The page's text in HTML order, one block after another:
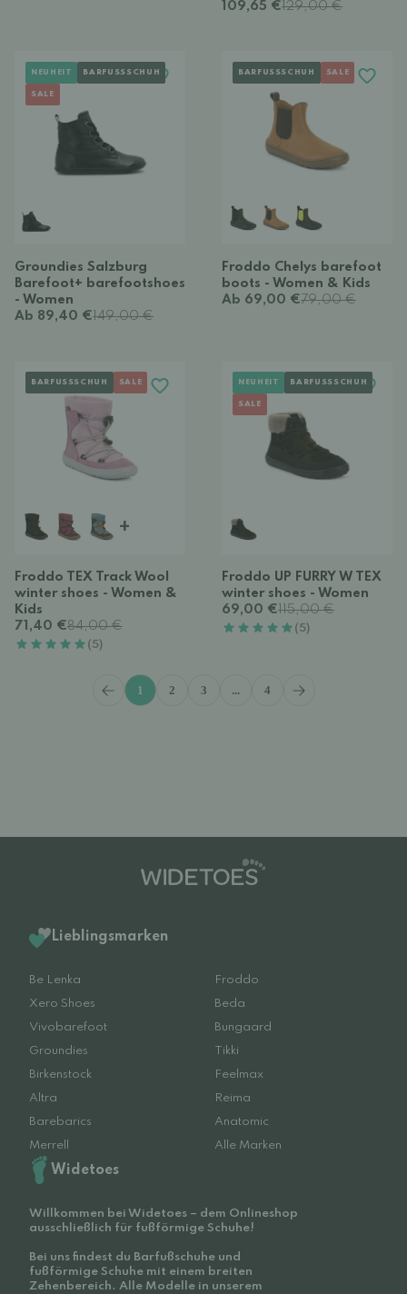
109,65 €129,00 €
NEUHEIT BARFUSSSCHUH
SALE
Groundies Salzburg
Barefoot+ barefootshoes
- Women
Ab 89,40 €149,00 €
BARFUSSSCHUH SALE
Froddo Chelys barefoot
boots - Women & Kids
Ab 69,00 €79,00 €
+
BARFUSSSCHUH SALE
Froddo TEX Track Wool
winter shoes - Women &
Kids
71,40 €84,00 €
(5)
NEUHEIT BARFUSSSCHUH
SALE
Froddo UP FURRY W TEX
winter shoes - Women
69,00 €115,00 €
(5)
1 2 3 ... 4
Lieblingsmarken
Be Lenka
Froddo
Xero Shoes
Beda
Vivobarefoot
Bungaard
Groundies
Tikki
Birkenstock
Feelmax
Altra
Reima
Barebarics
Anatomic
Merrell
Alle Marken
Widetoes
Willkommen bei Widetoes – dem Onlineshop
ausschließlich für fußförmige Schuhe!
Bei uns findest du Barfußschuhe und
fußförmige Schuhe mit einem breiten
Zehenbereich. Alle Modelle in unserem